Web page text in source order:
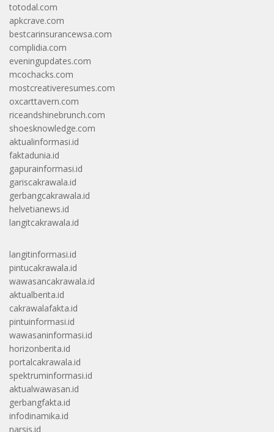
totodal.com
apkcrave.com
bestcarinsurancewsa.com
complidia.com
eveningupdates.com
mcochacks.com
mostcreativeresumes.com
oxcarttavern.com
riceandshinebrunch.com
shoesknowledge.com
aktualinformasi.id
faktadunia.id
gapurainformasi.id
gariscakrawala.id
gerbangcakrawala.id
helvetianews.id
langitcakrawala.id
langitinformasi.id
pintucakrawala.id
wawasancakrawala.id
aktualberita.id
cakrawalafakta.id
pintuinformasi.id
wawasaninformasi.id
horizonberita.id
portalcakrawala.id
spektruminformasi.id
aktualwawasan.id
gerbangfakta.id
infodinamika.id
narsis.id